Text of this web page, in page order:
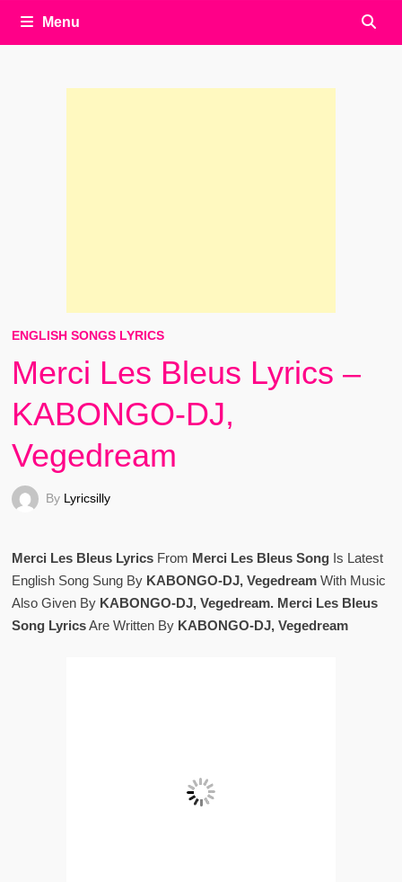
Menu
ENGLISH SONGS LYRICS
Merci Les Bleus Lyrics –
KABONGO-DJ,
Vegedream
By Lyricsilly
Merci Les Bleus LyricsFrom Merci Les Bleus SongIs Latest
English Song Sung By KABONGO-DJ, VegedreamWith Music
Also Given By KABONGO-DJ, Vegedream. Merci Les Bleus
Song LyricsAre Written By KABONGO-DJ, Vegedream